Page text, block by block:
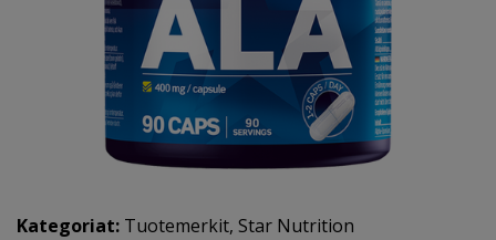
Kategoriat: Tuotemerkit, Star Nutrition